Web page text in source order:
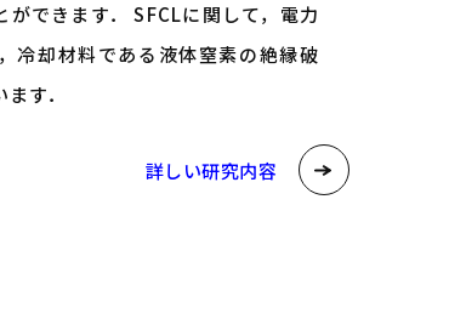
できます． SFCLに関して，電力
冷却材料である液体窒素の絶縁破
す．
詳しい研究内容